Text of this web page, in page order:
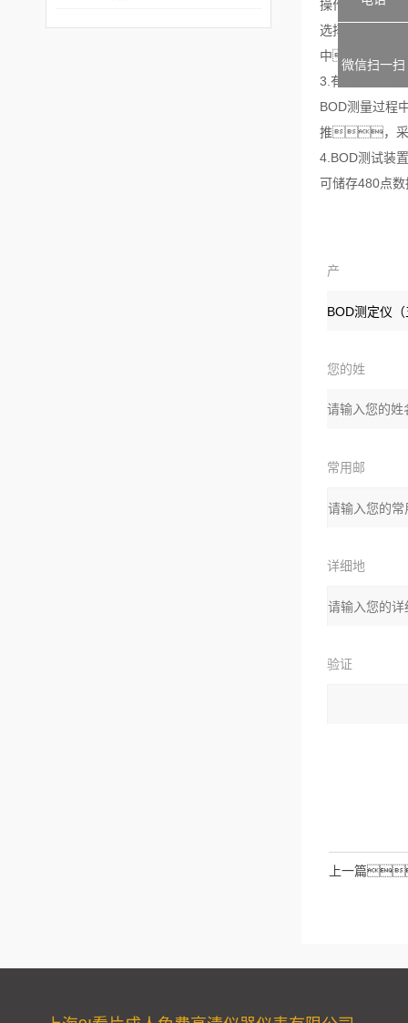
操作者只需简
选择一个合适
中，
3.有效完整的
BOD测量过程
推，采
4.BOD测试装
可储存480点
产
品：
您的姓
名：
常用邮
箱：
详细地
址：
验证
上一篇
微信扫一扫